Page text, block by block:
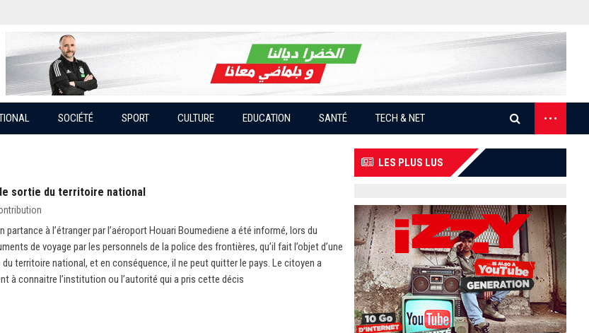
SOCIÉTÉ SPORT CULTURE EDUCATION SANTÉ TECH & NET ...
sortie du territoire national
partance à l’étranger par l’aéroport Houari Boumediene a été informé, lors du
de voyage par les personnels de la police des frontières, qu’il fait l’objet d’une
territoire national, et en conséquence, il ne peut quitter le pays. Le citoyen a
à connaitre l’institution ou l’autorité qui a pris cette décis
LES PLUS LUS